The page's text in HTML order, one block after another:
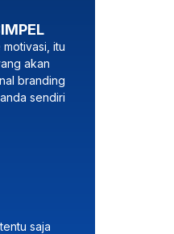
itu
akan
branding
sendiri
saja